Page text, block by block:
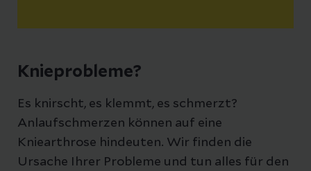
Knieprobleme?
Es knirscht, es klemmt, es schmerzt?
Anlaufschmerzen können auf eine
Kniearthrose hindeuten. Wir finden die
Ursache Ihrer Probleme und tun alles für den